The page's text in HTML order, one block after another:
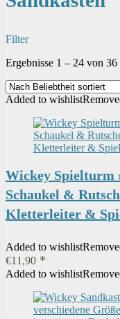
Filter
Ergebnisse 1 – 24 von
Added to wishlist
Wickey
Schaukel &
Kletterleiter &
Added to wishlist
€11,90
Added to wishlist